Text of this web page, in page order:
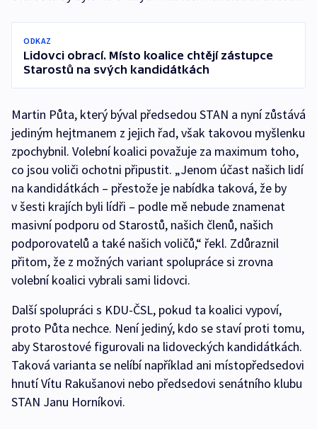
ODKAZ
Lidovci obrací. Místo koalice chtějí zástupce
Starostů na svých kandidátkách
Martin Půta, který býval předsedou STAN a nyní zůstává
jediným hejtmanem z jejich řad, však takovou myšlenku
zpochybnil. Volební koalici považuje za maximum toho,
co jsou voliči ochotni připustit. „Jenom účast našich lidí
na kandidátkách – přestože je nabídka taková, že by
v šesti krajích byli lídři – podle mě nebude znamenat
masivní podporu od Starostů, našich členů, našich
podporovatelů a také našich voličů,“ řekl. Zdůraznil
přitom, že z možných variant spolupráce si zrovna
volební koalici vybrali sami lidovci.
Další spolupráci s KDU-ČSL, pokud ta koalici vypoví,
proto Půta nechce. Není jediný, kdo se staví proti tomu,
aby Starostové figurovali na lidoveckých kandidátkách.
Taková varianta se nelíbí například ani místopředsedovi
hnutí Vítu Rakušanovi nebo předsedovi senátního klubu
STAN Janu Horníkovi.